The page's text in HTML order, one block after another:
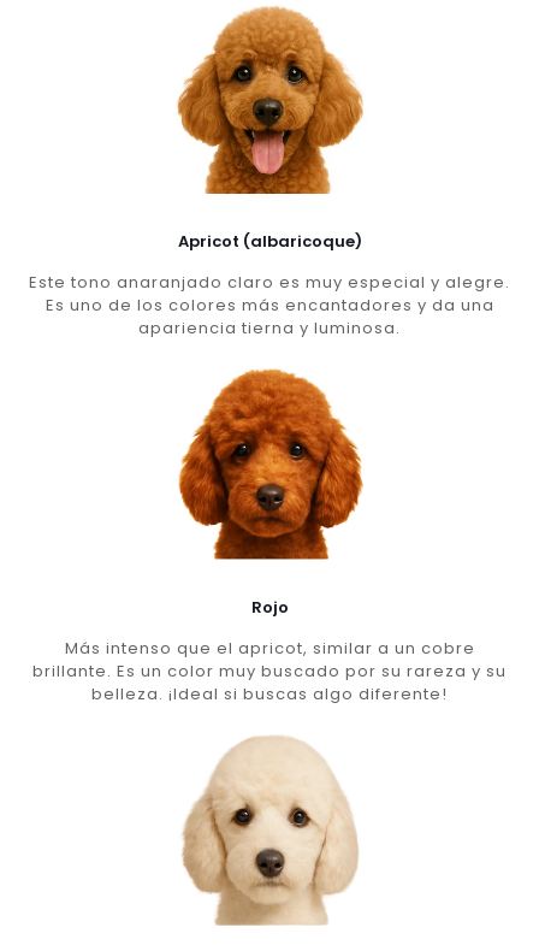
Apricot (albaricoque)
Este tono anaranjado claro es muy especial y alegre.
Es uno de los colores más encantadores y da una
apariencia tierna y luminosa.
Rojo
Más intenso que el apricot, similar a un cobre
brillante. Es un color muy buscado por su rareza y su
belleza. ¡Ideal si buscas algo diferente!